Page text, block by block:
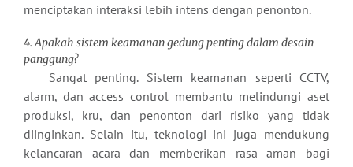
menciptakan interaksi lebih intens dengan penonton.
4. Apakah sistem keamanan gedung penting dalam desain
panggung?
Sangat penting. Sistem keamanan seperti CCTV,
alarm, dan access control membantu melindungi aset
produksi, kru, dan penonton dari risiko yang tidak
diinginkan. Selain itu, teknologi ini juga mendukung
kelancaran acara dan memberikan rasa aman bagi